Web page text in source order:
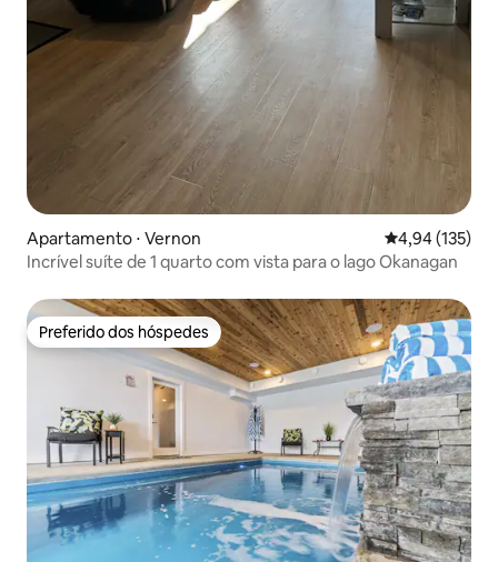
Apartamento ⋅ Vernon 4,94 de uma
4,94 (135)
Incrível suíte de 1 quarto com vista para o lago Okanagan
Preferido dos hóspedes
Preferido dos hóspedes